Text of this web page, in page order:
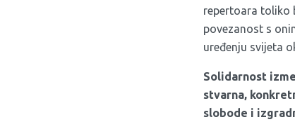
repertoara toliko
povezanost s
uređenju svijeta
Solidarnost
stvarna,
slobode i